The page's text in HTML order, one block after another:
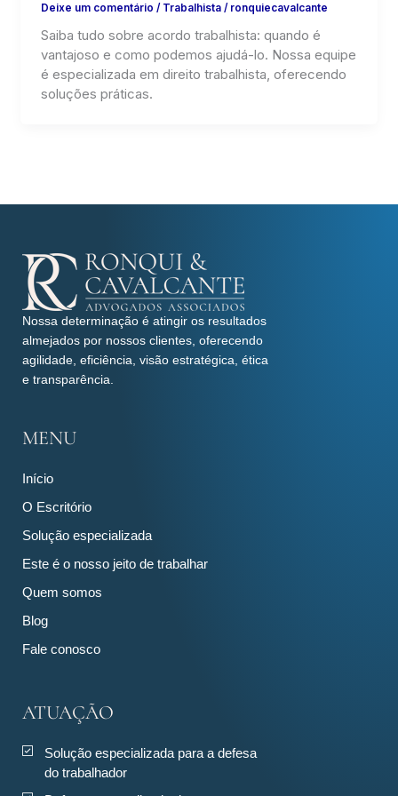
Deixe um comentário / Trabalhista/ ronquiecavalcante
Saiba tudo sobre acordo trabalhista: quando é
vantajoso e como podemos ajudá-lo. Nossa equipe
é especializada em direito trabalhista, oferecendo
soluções práticas.
Nossa determinação é atingir os resultados
almejados por nossos clientes, oferecendo
agilidade, eficiência, visão estratégica, ética
e transparência.
MENU
Início
O Escritório
Solução especializada
Este é o nosso jeito de trabalhar
Quem somos
Blog
Fale conosco
ATUAÇÃO
Solução especializada para a defesa
do trabalhador